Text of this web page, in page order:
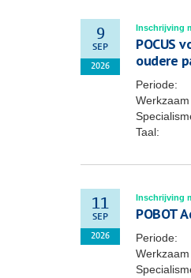
9
SEP
2026
Inschrijving
POCUS
oudere
Periode:
Taal:
11
SEP
2026
Inschrijving
POBOT
Periode: